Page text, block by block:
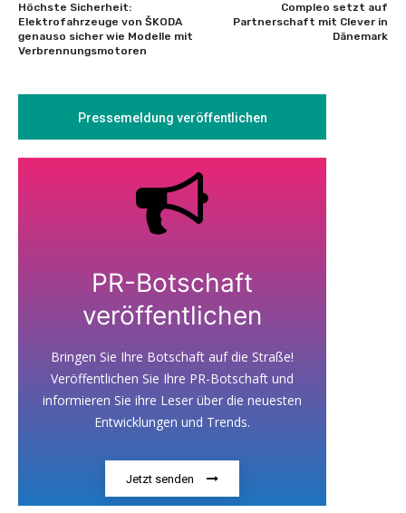
Höchste Sicherheit:
Elektrofahrzeuge von ŠKODA
genauso sicher wie Modelle mit
Verbrennungsmotoren
Compleo setzt auf
Partnerschaft mit Clever in
Dänemark
Pressemeldung veröffentlichen
PR-Botschaft
veröffentlichen
Bringen Sie Ihre Botschaft auf die Straße!
Veröffentlichen Sie Ihre PR-Botschaft und
informieren Sie ihre Leser über die neuesten
Entwicklungen und Trends.
Jetzt senden